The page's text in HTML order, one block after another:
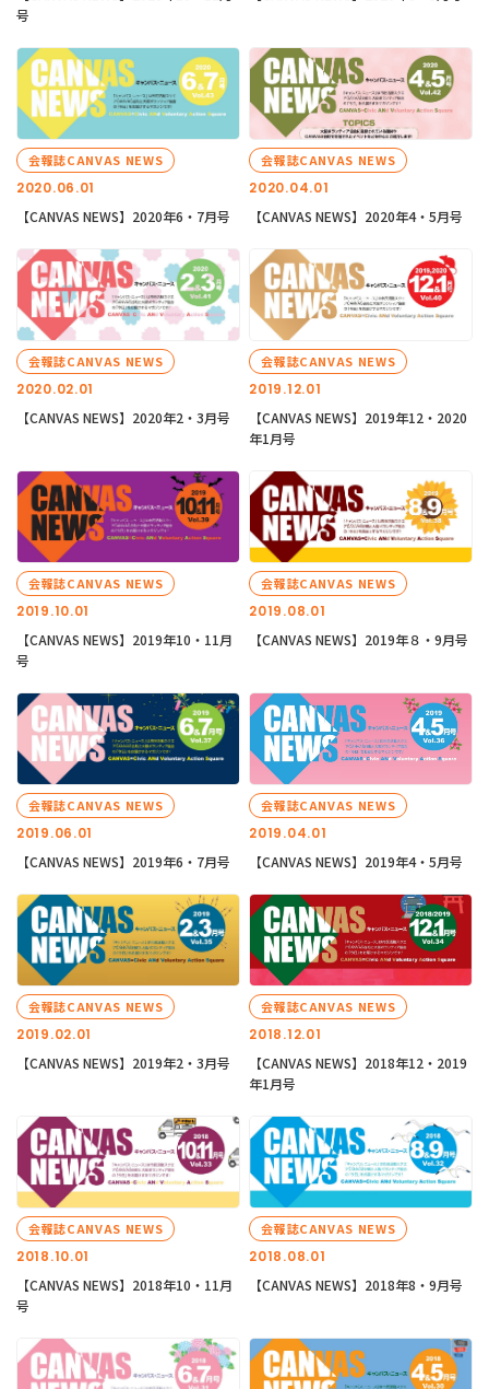
号
2020.06.01
会報誌CANVAS NEWS
【CANVAS NEWS】2020年6・7月号
2020.04.01
会報誌CANVAS NEWS
【CANVAS NEWS】2020年4・5月号
2020.02.01
会報誌CANVAS NEWS
【CANVAS NEWS】2020年2・3月号
2019.12.01
会報誌CANVAS NEWS
【CANVAS NEWS】2019年12・2020
年1月号
2019.10.01
会報誌CANVAS NEWS
【CANVAS NEWS】2019年10・11月
号
2019.08.01
会報誌CANVAS NEWS
【CANVAS NEWS】2019年８・9月号
2019.06.01
会報誌CANVAS NEWS
【CANVAS NEWS】2019年6・7月号
2019.04.01
会報誌CANVAS NEWS
【CANVAS NEWS】2019年4・5月号
2019.02.01
会報誌CANVAS NEWS
【CANVAS NEWS】2019年2・3月号
2018.12.01
会報誌CANVAS NEWS
【CANVAS NEWS】2018年12・2019
年1月号
2018.10.01
会報誌CANVAS NEWS
【CANVAS NEWS】2018年10・11月
号
2018.08.01
会報誌CANVAS NEWS
【CANVAS NEWS】2018年8・9月号